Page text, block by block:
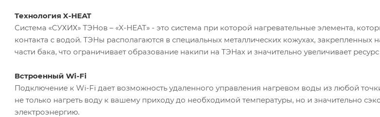
Технология X-HEAT
Система «СУХИХ» ТЭНов – «X-HEAT» - это система при которой нагревательные элемента,
контакта с водой. ТЭНы располагаются в специальных металлических кожухах, закрепленных
части бака, что ограничивает образование накипи на ТЭНах и значительно увеличивает
Встроенный Wi-Fi
Подключение к Wi-Fi дает возможность удаленного управления нагревом воды из любой
не только нагреть воду к вашему приходу до необходимой температуры, но и значительно
электроэнергию.